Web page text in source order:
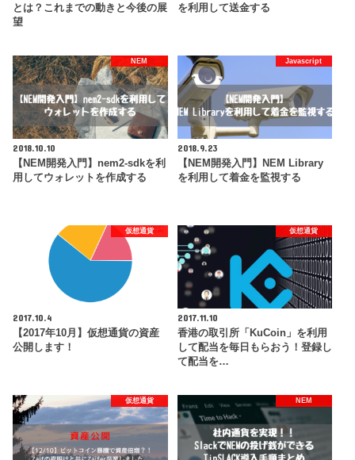
とは？これまでの動きと今後の展
望
を利用して送金する
NEM
2018.10.10
【NEM開発入門】nem2-sdkを利
用してウォレットを作成する
Javascript
2018.9.23
【NEM開発入門】NEM Library
を利用して着金を監視する
仮想通貨
2017.10.4
【2017年10月】仮想通貨の資産
公開します！
仮想通貨
2017.11.10
香港の取引所「KuCoin」を利用
して配当を毎日もらおう！登録し
て配当を…
仮想通貨 NEM